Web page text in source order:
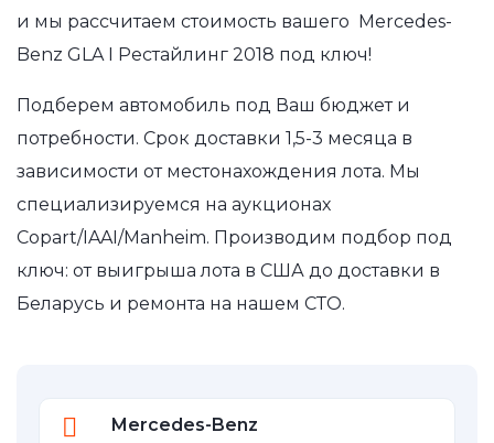
и мы рассчитаем стоимость вашего Mercedes-
Benz GLA I Рестайлинг 2018 под ключ!
Подберем автомобиль под Ваш бюджет и
потребности. Срок доставки 1,5-3 месяца в
зависимости от местонахождения лота. Мы
специализируемся на аукционах
Copart/IAAI/Manheim. Производим подбор под
ключ: от выигрыша лота в США до доставки в
Беларусь и ремонта на нашем СТО.
Mercedes-Benz